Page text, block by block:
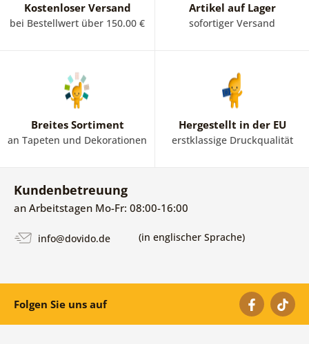
Kostenloser Versand
bei Bestellwert über 150.00 €
Artikel auf Lager
sofortiger Versand
Breites Sortiment
an Tapeten und Dekorationen
Hergestellt in der EU
erstklassige Druckqualität
Kundenbetreuung
an Arbeitstagen Mo-Fr: 08:00-16:00
info@dovido.de (in englischer Sprache)
Folgen Sie uns auf